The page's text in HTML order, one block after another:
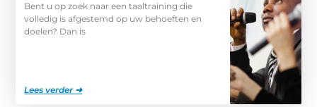
Bent u op zoek naar een taaltraining die
volledig is afgestemd op uw behoeften en
doelen? Dan is
Lees verder ➜